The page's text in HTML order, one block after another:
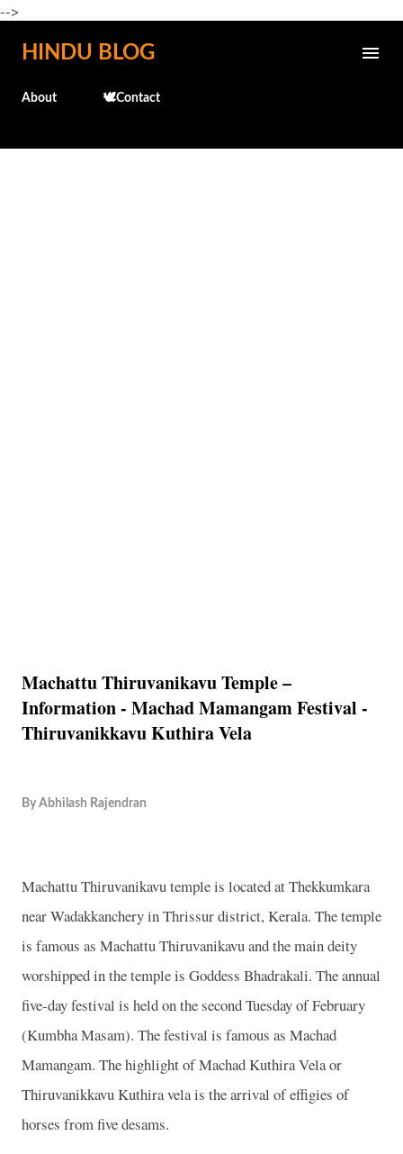
-->
Skip to main content
HINDU BLOG
About 🕊️Contact
Machattu Thiruvanikavu Temple –
Information - Machad Mamangam Festival -
Thiruvanikkavu Kuthira Vela
By Abhilash Rajendran
Machattu Thiruvanikavu temple is located at Thekkumkara
near Wadakkanchery in Thrissur district, Kerala. The temple
is famous as Machattu Thiruvanikavu and the main deity
worshipped in the temple is Goddess Bhadrakali. The annual
five-day festival is held on the second Tuesday of February
(Kumbha Masam). The festival is famous as Machad
Mamangam. The highlight of Machad Kuthira Vela or
Thiruvanikkavu Kuthira vela is the arrival of effigies of
horses from five desams.